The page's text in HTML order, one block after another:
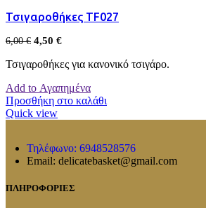
Τσιγαροθήκες TF027
6,00€ 4,50 €
Τσιγαροθήκες για κανονικό τσιγάρο.
Add to Αγαπημένα
Προσθήκη στο καλάθι
Quick view
Τηλέφωνο: 6948528576
Email: delicatebasket@gmail.com
ΠΛΗΡΟΦΟΡΙΕΣ